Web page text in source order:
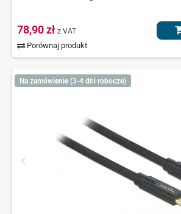
78,90 zł z VAT
Porównaj produkt
Na zamówienie (3-4 dni robocze)